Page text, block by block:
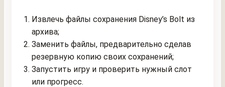
Извлечь файлы сохранения Disney’s Bolt из
архива;
Заменить файлы, предварительно сделав
резервную копию своих сохранений;
Запустить игру и проверить нужный слот
или прогресс.